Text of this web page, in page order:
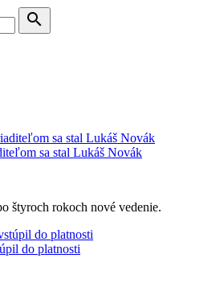
search
sa stal Lukáš Novák
štyroch rokoch nové vedenie.
do platnosti